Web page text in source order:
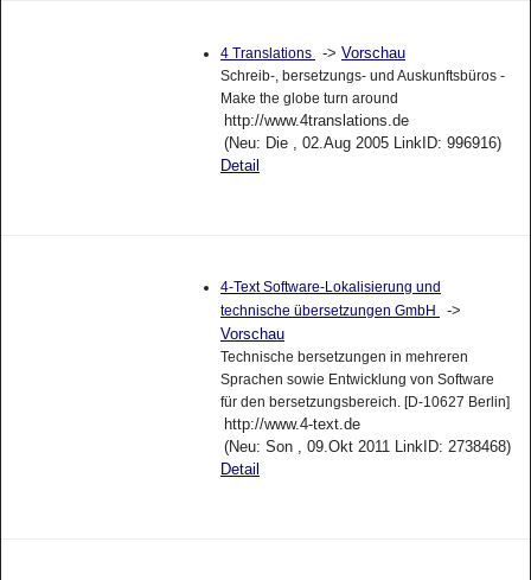
4 Translations -> Vorschau
Schreib-, bersetzungs- und Auskunftsbüros -
Make the globe turn around
http://www.4translations.de
(Neu: Die , 02.Aug 2005 LinkID: 996916)
Detail
4-Text Software-Lokalisierung und
technische übersetzungen GmbH
->
Vorschau
Technische bersetzungen in mehreren
Sprachen sowie Entwicklung von Software
für den bersetzungsbereich. [D-10627 Berlin]
http://www.4-text.de
(Neu: Son , 09.Okt 2011 LinkID: 2738468)
Detail